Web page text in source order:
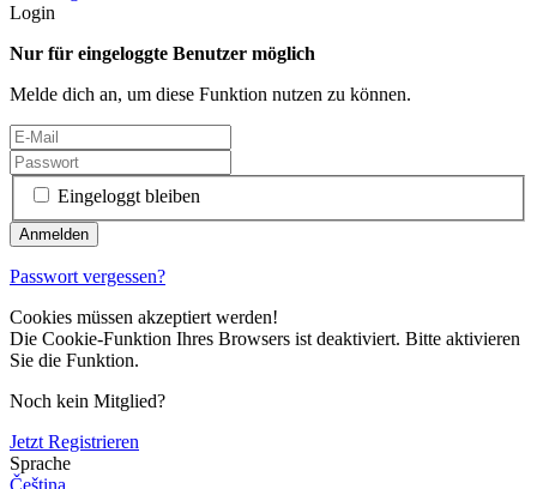
Login
Nur für eingeloggte Benutzer möglich
Melde dich an, um diese Funktion nutzen zu können.
Eingeloggt bleiben
Passwort vergessen?
Cookies müssen akzeptiert werden!
Die Cookie-Funktion Ihres Browsers ist deaktiviert. Bitte aktivieren
Sie die Funktion.
Noch kein Mitglied?
Jetzt Registrieren
Sprache